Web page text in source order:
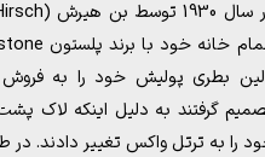
گرفتند به دلیل اینکه لاک
را به ترتل واکس تغییر دادند.